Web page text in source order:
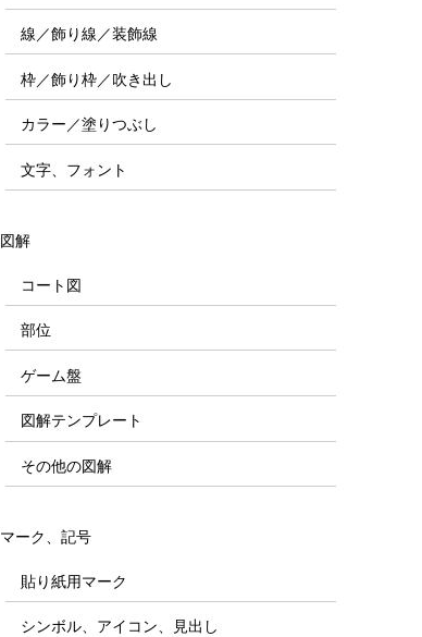
線／飾り線／装飾線
枠／飾り枠／吹き出し
カラー／塗りつぶし
文字、フォント
図解
コート図
部位
ゲーム盤
図解テンプレート
その他の図解
マーク、記号
貼り紙用マーク
シンボル、アイコン、見出し